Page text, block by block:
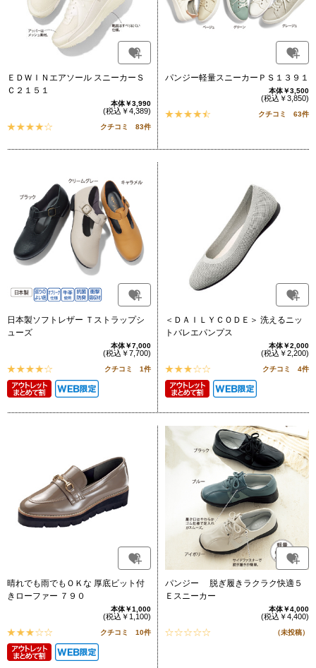
ＥＤＷＩＮエアソール スニーカーＳ
Ｃ２１５１
本体￥3,990
(税込￥4,389)
クチコミ 83件
パンジー軽量スニーカーＰＳ１３９１
本体￥3,500
(税込￥3,850)
クチコミ 63件
日本製ソフトレザー Ｔストラップシ
ューズ
本体￥7,000
(税込￥7,700)
クチコミ 1件
＜ＤＡＩＬＹＣＯＤＥ＞ 洗えるニッ
トバレエパンプス
本体￥2,000
(税込￥2,200)
クチコミ 4件
晴れでも雨でもＯＫな 厚底ビット付
きローファー ７９０
本体￥1,000
(税込￥1,100)
クチコミ 10件
パンジー 脱ぎ履きラクラク快適５
Ｅスニーカー
本体￥4,000
(税込￥4,400)
（未投稿）